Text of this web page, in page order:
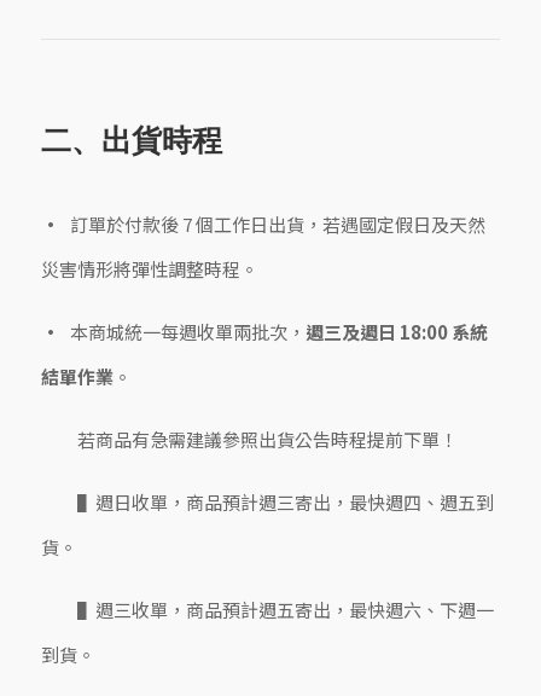
二、出貨時程
訂單於付款後 7 個工作日出貨，若遇國定假日及天然
災害情形將彈性調整時程。
本商城統一每週收單兩批次， 週三及週日 18:00 系統
結單作業 。
若商品有急需建議參照出貨公告時程提前下單！
▌週日收單，商品預計週三寄出，最快週四、週五到
貨。
▌週三收單，商品預計週五寄出，最快週六、下週一
到貨。